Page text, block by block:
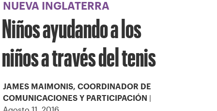
NUEVA INGLATERRA
Niños ayudando a los
niños a través del tenis
JAMES MAIMONIS, COORDINADOR DE
COMUNICACIONES Y PARTICIPACIÓN